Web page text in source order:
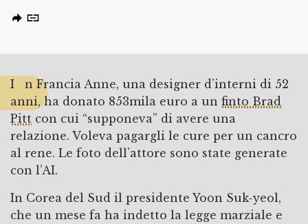
In Francia Anne, una designer d’interni di 52
anni, ha donato 853mila euro a un finto Brad
Pitt con cui “supponeva” di avere una
relazione. Voleva pagargli le cure per un cancro
al rene. Le foto dell’attore sono state generate
con l’AI.
In Corea del Sud il presidente Yoon Suk-yeol,
che un mese fa ha indetto la legge marziale e